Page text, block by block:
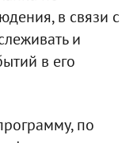
в связи с
и
в его
по